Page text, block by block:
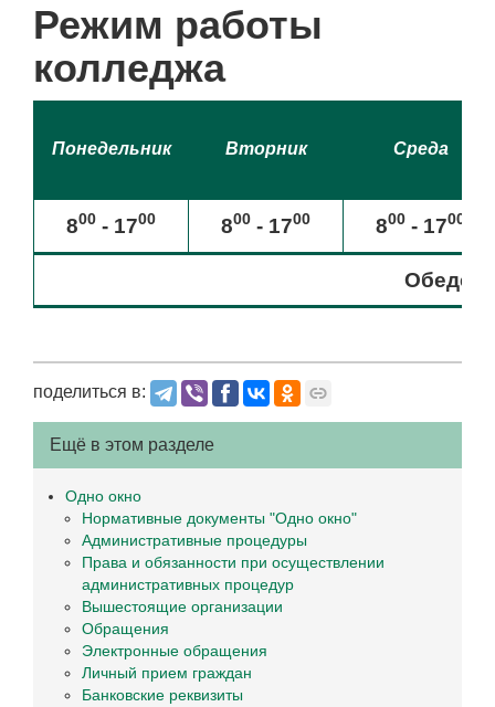
Режим работы
колледжа
Понедельник Вторник Среда
800 - 1700 800 - 1700 800 - 1700
поделиться в:
Ещё в этом разделе
Одно окно
Нормативные документы "Одно окно"
Административные процедуры
Права и обязанности при осуществлении
административных процедур
Вышестоящие организации
Обращения
Электронные обращения
Личный прием граждан
Банковские реквизиты